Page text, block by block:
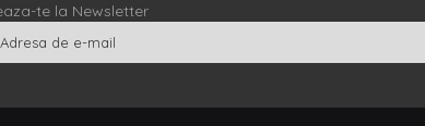
te la Newsletter